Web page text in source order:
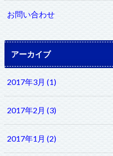
お問い合わせ
アーカイブ
2017年3月 (1)
2017年2月 (3)
2017年1月 (2)